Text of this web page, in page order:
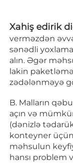
Xahiş edirik
verməzdən
sənədli
alın. Əgər
lakin
zədələnməyə
B. Malların
açın və
(dənizlə
konteyner üçün
məhsulun
hansı problem